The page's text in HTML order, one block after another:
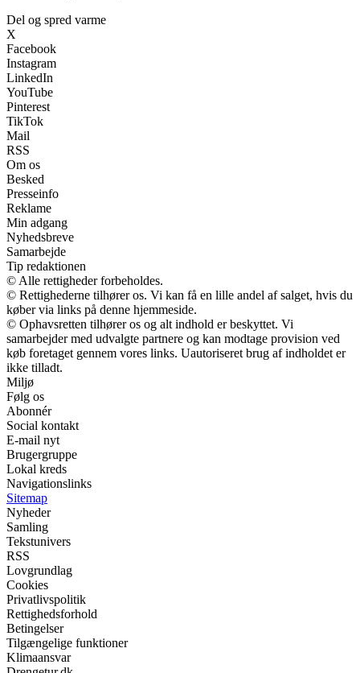
Del og spred varme
X
Facebook
Instagram
LinkedIn
YouTube
Pinterest
TikTok
Mail
RSS
Om os
Besked
Presseinfo
Reklame
Min adgang
Nyhedsbreve
Samarbejde
Tip redaktionen
© Alle rettigheder forbeholdes.
© Rettighederne tilhører os. Vi kan få en lille andel af salget, hvis du
køber via links på denne hjemmeside.
© Ophavsretten tilhører os og alt indhold er beskyttet. Vi
samarbejder med udvalgte partnere og kan modtage provision ved
køb foretaget gennem vores links. Uautoriseret brug af indholdet er
ikke tilladt.
Miljø
Følg os
Abonnér
Social kontakt
E-mail nyt
Brugergruppe
Lokal kreds
Navigationslinks
Sitemap
Nyheder
Samling
Tekstunivers
RSS
Lovgrundlag
Cookies
Privatlivspolitik
Rettighedsforhold
Betingelser
Tilgængelige funktioner
Klimaansvar